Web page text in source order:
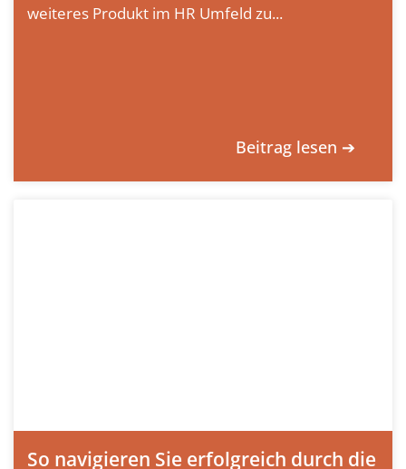
weiteres Produkt im HR Umfeld zu...
Beitrag lesen ➔
So navigieren Sie erfolgreich durch die